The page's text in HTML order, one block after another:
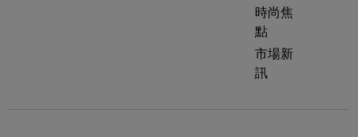
時尚焦
點
市場新
訊